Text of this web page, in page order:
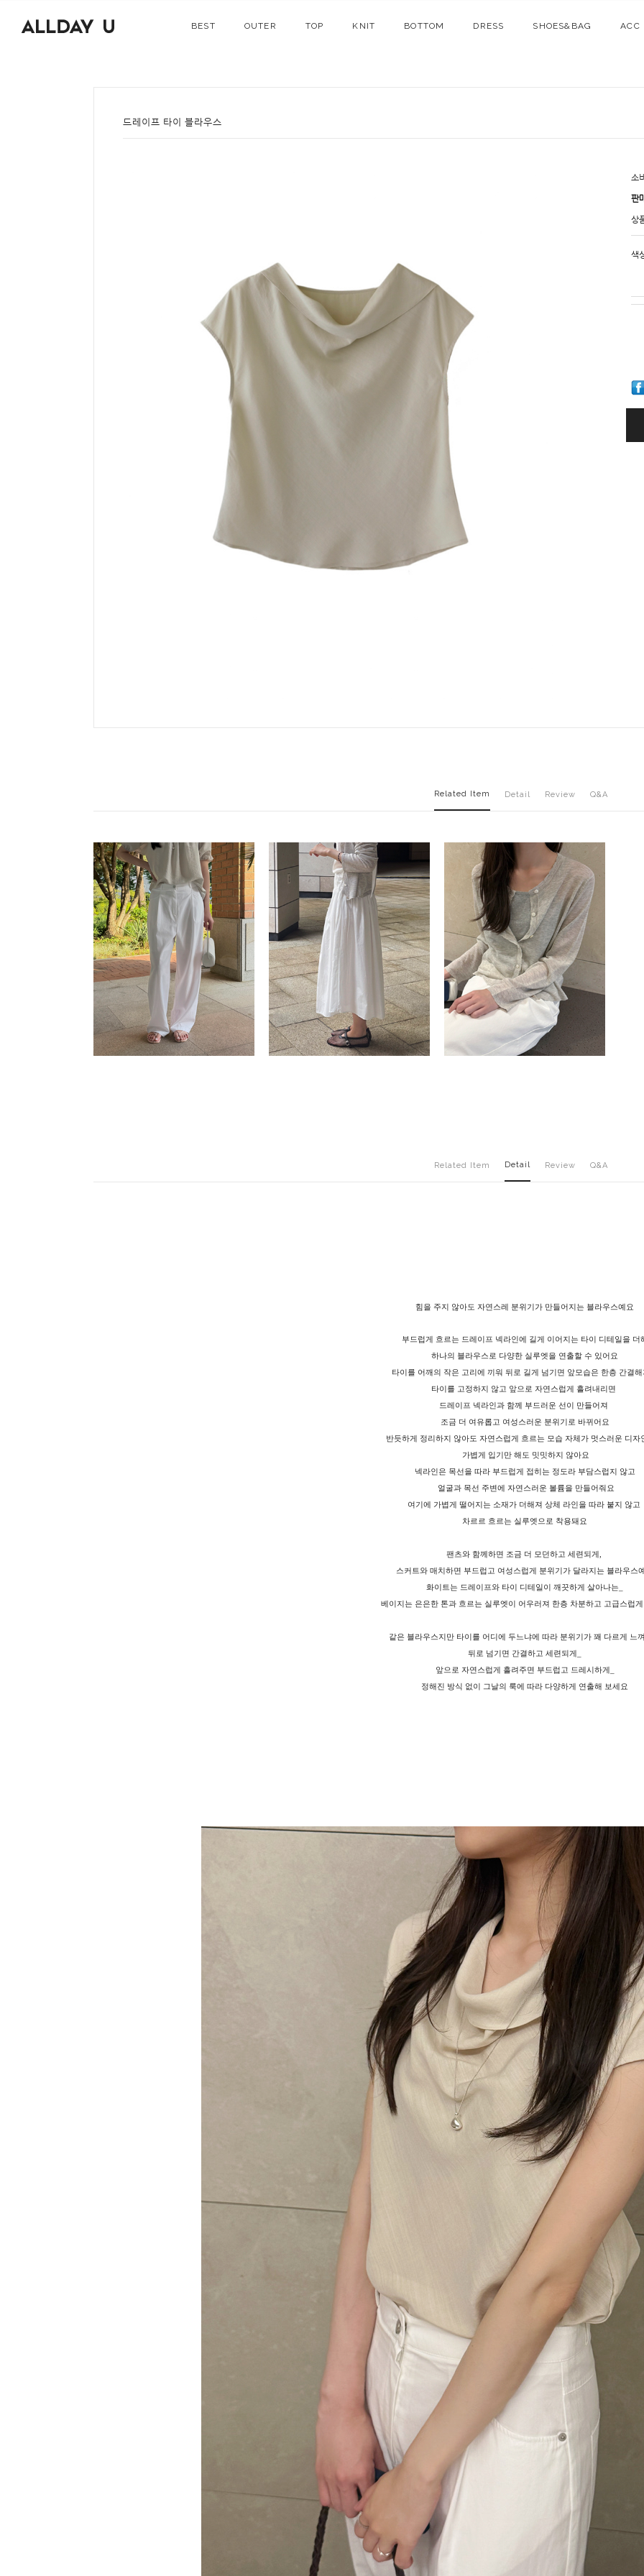
BEST OUTER TOP KNIT BOTTOM DRESS SHOES&BAG ACC
드레이프 타이 블라우스
소
판
상
색
Related Item Detail Review Q&A
Related Item Detail Review Q&A
힘을 주지 않아도 자연스레 분위기가 만들어지는 블라우스예요
부드럽게 흐르는 드레이프 넥라인에 길게 이어지는 타이 디테일을 더
하나의 블라우스로 다양한 실루엣을 연출할 수 있어요
타이를 어깨의 작은 고리에 끼워 뒤로 길게 넘기면 앞모습은 한층 간결해
타이를 고정하지 않고 앞으로 자연스럽게 흘려내리면
드레이프 넥라인과 함께 부드러운 선이 만들어져
조금 더 여유롭고 여성스러운 분위기로 바뀌어요
반듯하게 정리하지 않아도 자연스럽게 흐르는 모습 자체가 멋스러운 디자
가볍게 입기만 해도 밋밋하지 않아요
넥라인은 목선을 따라 부드럽게 접히는 정도라 부담스럽지 않고
얼굴과 목선 주변에 자연스러운 볼륨을 만들어줘요
여기에 가볍게 떨어지는 소재가 더해져 상체 라인을 따라 붙지 않고
차르르 흐르는 실루엣으로 착용돼요
팬츠와 함께하면 조금 더 모던하고 세련되게,
스커트와 매치하면 부드럽고 여성스럽게 분위기가 달라지는 블라우스
화이트는 드레이프와 타이 디테일이 깨끗하게 살아나는_
베이지는 은은한 톤과 흐르는 실루엣이 어우러져 한층 차분하고 고급스럽
같은 블라우스지만 타이를 어디에 두느냐에 따라 분위기가 꽤 다르게 느
뒤로 넘기면 간결하고 세련되게_
앞으로 자연스럽게 흘려주면 부드럽고 드레시하게_
정해진 방식 없이 그날의 룩에 따라 다양하게 연출해 보세요